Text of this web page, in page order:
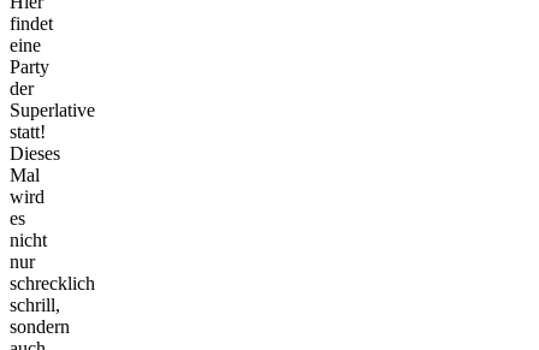
findet
eine
Party
der
Superlative
statt!
Dieses
Mal
wird
es
nicht
nur
schrecklich
schrill,
sondern